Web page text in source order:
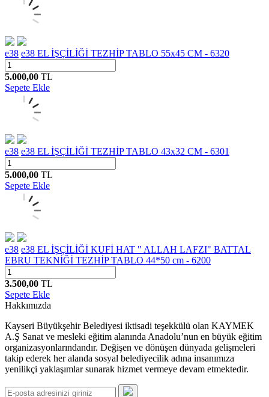
e38 e38 EL İŞÇİLİĞİ TEZHİP TABLO 55x45 CM - 6320
5.000,00 TL
Sepete Ekle
e38 e38 EL İŞÇİLİĞİ TEZHİP TABLO 43x32 CM - 6301
5.000,00 TL
Sepete Ekle
e38 e38 EL İŞÇİLİĞİ KUFİ HAT " ALLAH LAFZI" BATTAL
EBRU TEKNİĞİ TEZHİP TABLO 44*50 cm - 6200
3.500,00 TL
Sepete Ekle
Hakkımızda
Kayseri Büyükşehir Belediyesi iktisadi teşekkülü olan KAYMEK
A.Ş Sanat ve mesleki eğitim alanında Anadolu’nun en büyük eğitim
organizasyonlarındandır. Değişen ve dönüşen dünyada gelişmeleri
takip ederek her alanda sosyal belediyecilik adına insanımıza
yenilikçi yaklaşımlar sunarak hizmet vermeye devam etmektedir.